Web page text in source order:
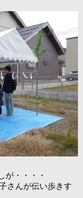
が・・・・
さんが伝い歩きす